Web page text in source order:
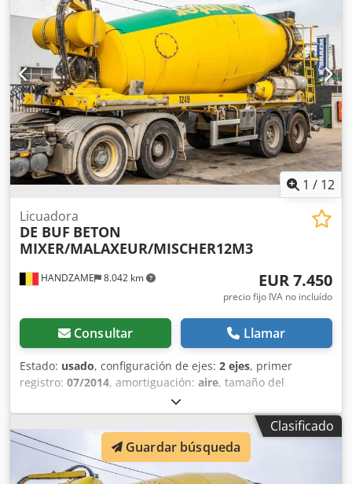
1 / 12
HANDZAME 8.042 km
Licuadora
DE BUF BETON
MIXER/MALAXEUR/MISCHER12M3
EUR 7.450
precio fijo IVA no incluído
Consultar Llamar
Estado: usado, configuración de ejes: 2 ejes, primer
registro: 07/2014, amortiguación: aire, tamaño del
, distancia entre ejes:
Año de fabricación:2014, Material utilizable: hormigón
Medida de los neumáticos: 425/65R22,5 Suspensión:
suspensión neumática Crsdpfx Aouc Ehnefkef Tracción:
ruedas MMA: 36.000 kg
Clasificado
Guardar búsqueda